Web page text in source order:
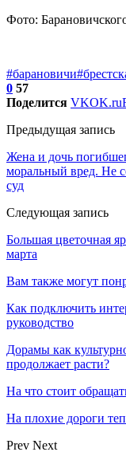
Фото:
#барановичи
0 57
Поделится VKOK.ru
Предыдущая запись
Жена и дочь
моральный вред. Не
суд
Следующая запись
Большая цветочная
марта
Вам также могут
Как подключить
руководство
Дорамы как
продолжает расти?
На что стоит
На плохие дороги
Prev Next